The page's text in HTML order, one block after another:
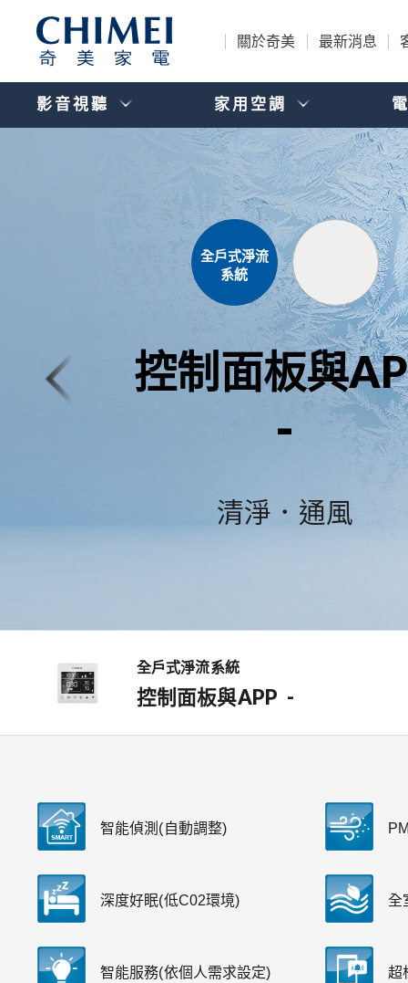
關於奇美 最新消息
影音視聽 家用空調
全戶式淨流
系統
控制面板與
-
清淨．通風
全戶式淨流系統
控制面板與APP -
智能偵測(自動調整)
深度好眠(低C02環境) 全
智能服務(依個人需求設定) 超